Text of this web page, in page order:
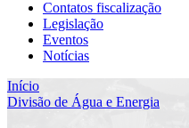
Contatos fiscalização
Legislação
Eventos
Notícias
Início
Divisão de Água e Energia